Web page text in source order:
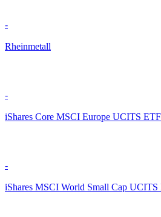
-
Rheinmetall
-
iShares Core MSCI Europe UCITS
-
iShares MSCI World Small Cap